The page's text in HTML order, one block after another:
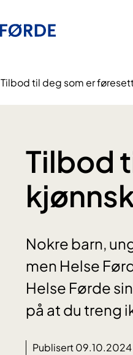
Tilbod til deg som er
Tilbod
Nokre barn,
men Helse
Helse Førde
på at du treng
Publisert 09.10.2024